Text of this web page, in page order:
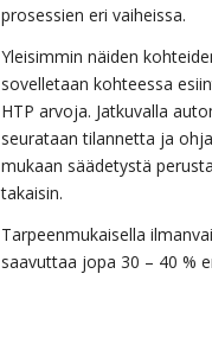
prosessien eri vaiheissa.
Yleisimmin näiden
sovelletaan kohteessa
HTP arvoja. Jatkuvalla
seurataan tilannetta ja
mukaan säädetystä
takaisin.
Tarpeenmukaisella
saavuttaa jopa 30 – 40 %